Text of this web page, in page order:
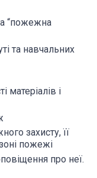
“пожежна
та навчальних
матеріалів і
захисту, її
пожежі
про неї.